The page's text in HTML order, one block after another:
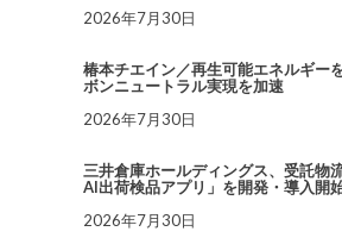
2026年7月30日
椿本チエイン／再生可能エネルギー
ボンニュートラル実現を加速
2026年7月30日
三井倉庫ホールディングス、受託物
AI出荷検品アプリ」を開発・導入開
2026年7月30日